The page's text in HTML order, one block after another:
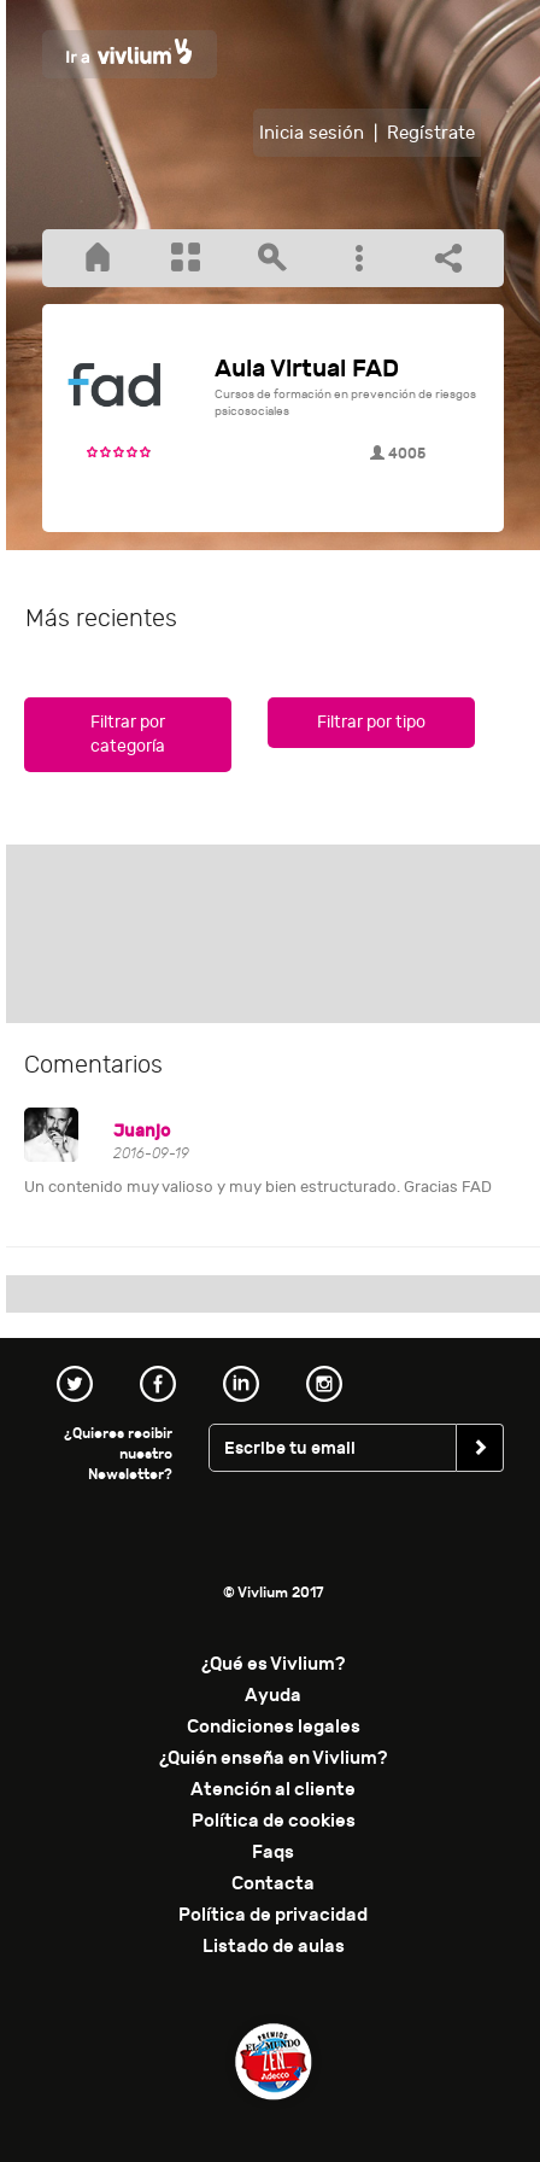
Inicia sesión Regístrate
Aula Virtual FAD
Cursos de formación en prevención de riesgos
psicosociales
4005
Más recientes
Filtrar por
categoría
Filtrar por tipo
Comentarios
Juanjo
2016-09-19
Un contenido muy valioso y muy bien estructurado. Gracias FAD
¿Quieres recibir
nuestro
Newsletter?
© Vivlium 2017
¿Qué es Vivlium?
Ayuda
Condiciones legales
¿Quién enseña en Vivlium?
Atención al cliente
Política de cookies
Faqs
Contacta
Política de privacidad
Listado de aulas